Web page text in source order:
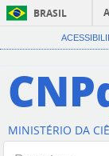
BRASIL
MINISTÉRIO DA